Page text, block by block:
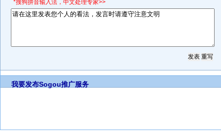
*搜狗拼音输入法，中文处理专家>>
我要发布Sogou推广服务